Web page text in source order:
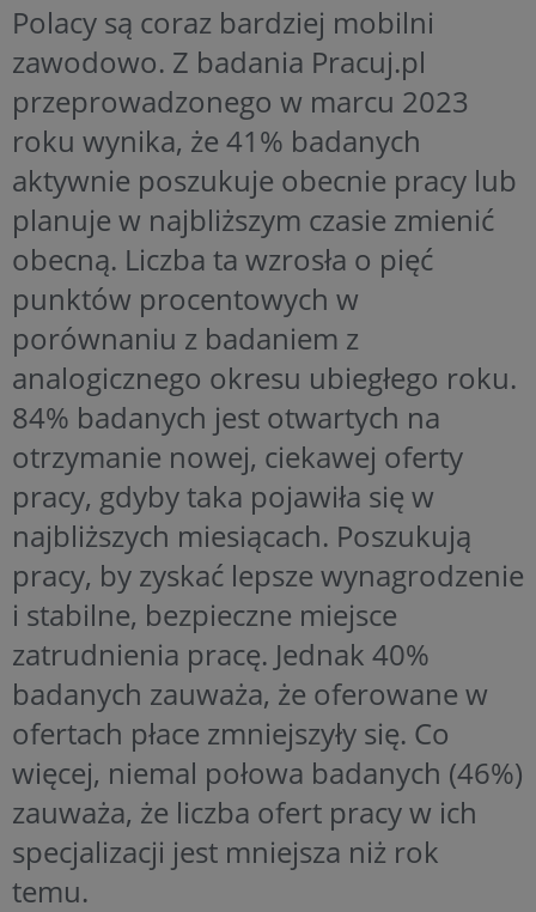
Polacy są coraz bardziej mobilni
zawodowo. Z badania Pracuj.pl
przeprowadzonego w marcu 2023
roku wynika, że 41% badanych
aktywnie poszukuje obecnie pracy lub
planuje w najbliższym czasie zmienić
obecną. Liczba ta wzrosła o pięć
punktów procentowych w
porównaniu z badaniem z
analogicznego okresu ubiegłego roku.
84% badanych jest otwartych na
otrzymanie nowej, ciekawej oferty
pracy, gdyby taka pojawiła się w
najbliższych miesiącach. Poszukują
pracy, by zyskać lepsze wynagrodzenie
i stabilne, bezpieczne miejsce
zatrudnienia pracę. Jednak 40%
badanych zauważa, że oferowane w
ofertach płace zmniejszyły się. Co
więcej, niemal połowa badanych (46%)
zauważa, że liczba ofert pracy w ich
specjalizacji jest mniejsza niż rok
temu.